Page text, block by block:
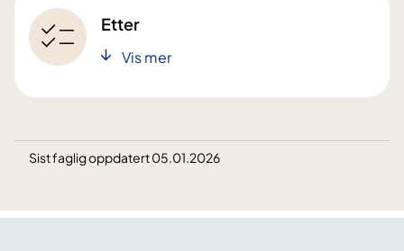
Etter
Vis mer
Sist faglig oppdatert 05.01.2026